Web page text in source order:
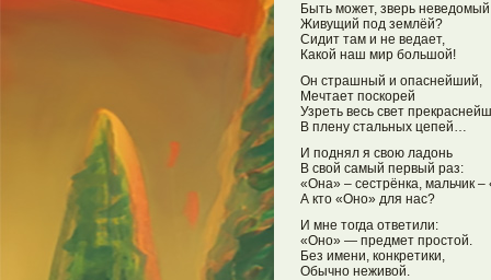
Быть может, зверь
Живущий под землёй?
Сидит там и не ведает,
Какой наш мир большой!
Он страшный и опаснейший,
Мечтает поскорей
Узреть весь свет
В плену стальных цепей…
И поднял я свою ладонь
В свой самый первый раз:
«Она» – сестрёнка, мальчик
А кто «Оно» для нас?
И мне тогда ответили:
«Оно» — предмет простой.
Без имени, конкретики,
Обычно неживой.